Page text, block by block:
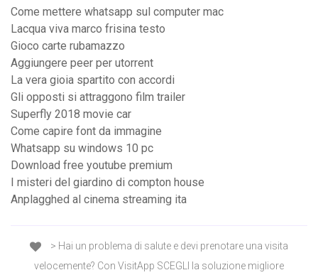
Come mettere whatsapp sul computer mac
Lacqua viva marco frisina testo
Gioco carte rubamazzo
Aggiungere peer per utorrent
La vera gioia spartito con accordi
Gli opposti si attraggono film trailer
Superfly 2018 movie car
Come capire font da immagine
Whatsapp su windows 10 pc
Download free youtube premium
I misteri del giardino di compton house
Anplagghed al cinema streaming ita
> Hai un problema di salute e devi prenotare una visita
velocemente? Con VisitApp SCEGLI la soluzione migliore